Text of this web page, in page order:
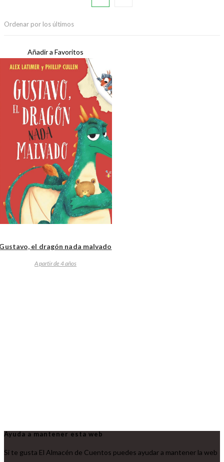
Ordenar por los últimos
Añadir a Favoritos
el dragón nada malvado
A partir de 4 años
Ayuda a mantener esta web
Si te gusta El Almacén de Cuentos puedes ayudar a mantener la web